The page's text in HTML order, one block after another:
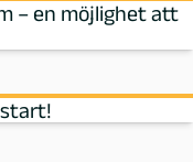
– en möjlighet att